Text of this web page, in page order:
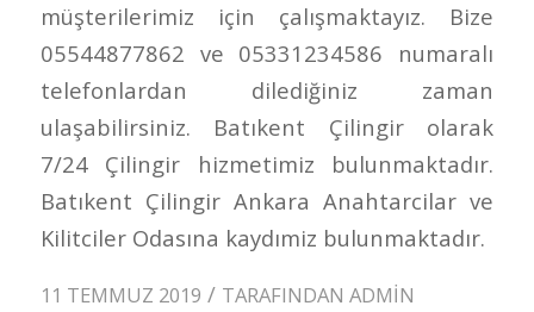
müşterilerimiz için çalışmaktayız. Bize
05544877862 ve 05331234586 numaralı
telefonlardan dilediğiniz zaman
ulaşabilirsiniz. Batıkent Çilingir olarak
7/24 Çilingir hizmetimiz bulunmaktadır.
Batıkent Çilingir Ankara Anahtarcilar ve
Kilitciler Odasına kaydımiz bulunmaktadır.
11 TEMMUZ 2019 / TARAFINDAN ADMIN